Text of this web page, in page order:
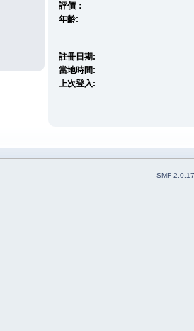
評價：
年齡:
註冊日期:
當地時間:
上次登入:
SMF 2.0.17